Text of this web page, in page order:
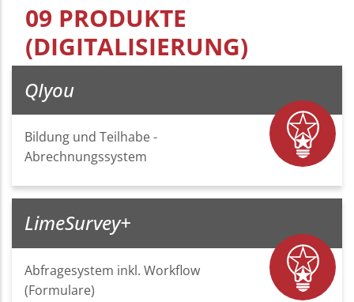
09 PRODUKTE
(DIGITALISIERUNG)
QIyou
Bildung und Teilhabe -
Abrechnungssystem
LimeSurvey+
Abfragesystem inkl. Workflow
(Formulare)